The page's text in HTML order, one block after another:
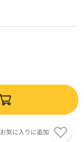
お気に入りに追加